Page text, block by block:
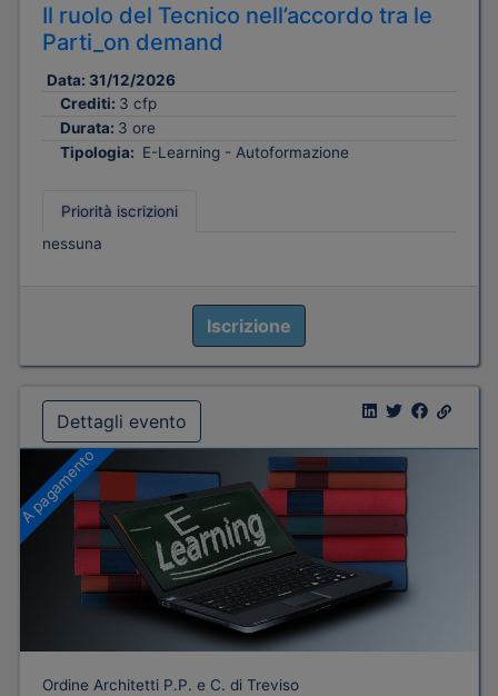
Il ruolo del Tecnico nell’accordo tra le
Parti_on demand
Data: 31/12/2026
Crediti: 3 cfp
Durata: 3 ore
Tipologia: E-Learning - Autoformazione
Priorità iscrizioni
nessuna
Iscrizione
Dettagli evento
A pagamento
Ordine Architetti P.P. e C. di Treviso